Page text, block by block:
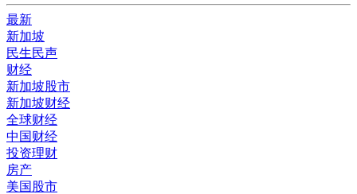
最新
新加坡
民生民声
财经
新加坡股市
新加坡财经
全球财经
中国财经
投资理财
房产
美国股市